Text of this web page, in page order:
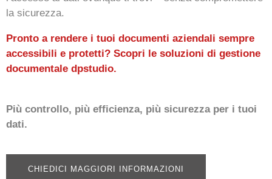
la sicurezza.
Pronto a rendere i tuoi documenti aziendali sempre
accessibili e protetti? Scopri le soluzioni di gestione
documentale dpstudio.
Più controllo, più efficienza, più sicurezza per i tuoi
dati.
CHIEDICI MAGGIORI INFORMAZIONI